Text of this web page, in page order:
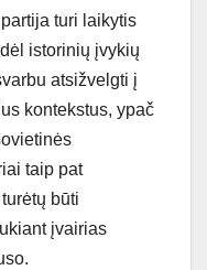
turi laikytis
istorinių įvykių
atsižvelgti į
kontekstus, ypač
taip pat
būti
įvairias